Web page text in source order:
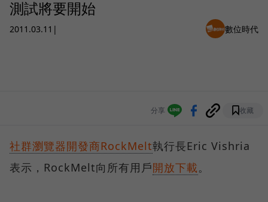
測試將要開始
2011.03.11 | 數位時代
分享 收藏
社群瀏覽器開發商RockMelt執行長Eric Vishria
表示，RockMelt向所有用戶開放下載。